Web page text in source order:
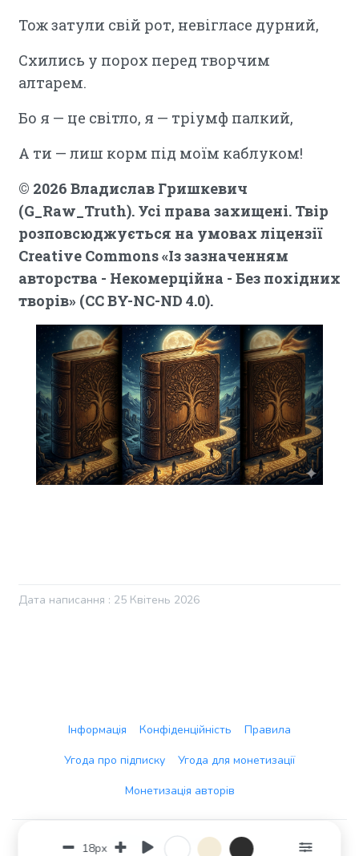
Тож затули свій рот, невігласе дурний,
Схились у порох перед творчим
алтарем.
Бо я — це світло, я — тріумф палкий,
А ти — лиш корм під моїм каблуком!
© 2026 Владислав Гришкевич
(G_Raw_Truth). Усі права захищені. Твір
розповсюджується на умовах ліцензії
Creative Commons «Із зазначенням
авторства - Некомерційна - Без похідних
творів» (CC BY-NC-ND 4.0).
Дата написання : 25 Квітень 2026
18px
Інформація Конфіденційність
Правила
Угода про підписку
Угода для монетизації
Монетизація авторів
Ant3Dstudio Copyright © 2026